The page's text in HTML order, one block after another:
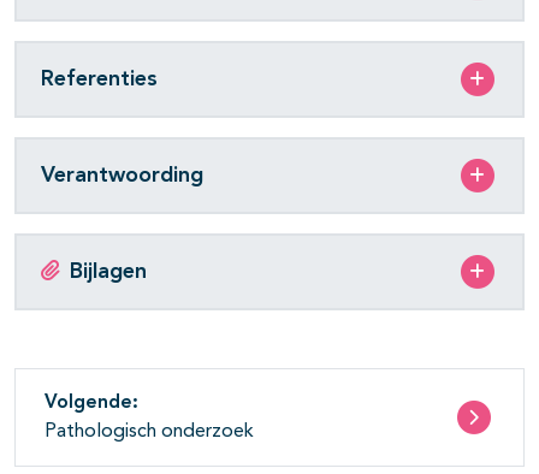
Referenties
Verantwoording
Bijlagen
Volgende:
Pathologisch onderzoek